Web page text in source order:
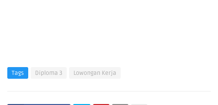
Tags Diploma 3 Lowongan Kerja